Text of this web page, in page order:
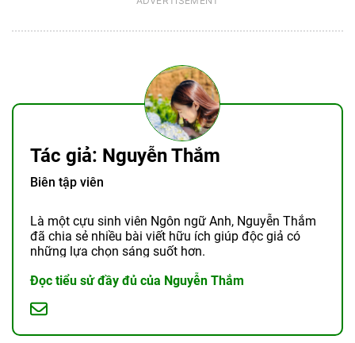
Tác giả: Nguyễn Thắm
Biên tập viên
Là một cựu sinh viên Ngôn ngữ Anh, Nguyễn Thắm
đã chia sẻ nhiều bài viết hữu ích giúp độc giả có
những lựa chọn sáng suốt hơn.
Đọc tiểu sử đầy đủ của Nguyễn Thắm